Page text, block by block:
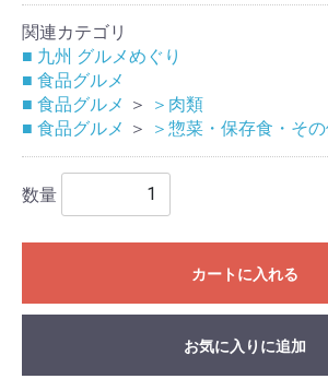
関連カテゴリ
■ 九州 グルメめぐり
■ 食品グルメ
■ 食品グルメ ＞
＞肉類
■ 食品グルメ ＞ ＞惣菜・保存食・そ
数量
カートに入れる
お気に入りに追加